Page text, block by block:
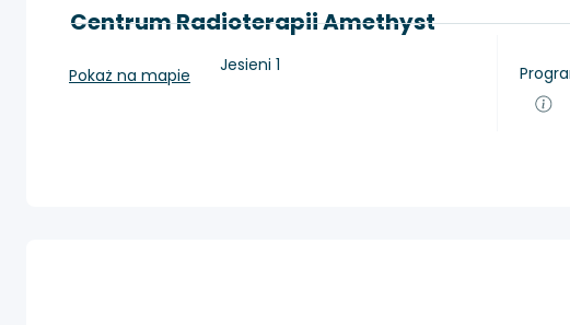
Centrum Radioterapii Amethyst
Kraków, os. Złotej Jesieni 1
Pokaż na mapie